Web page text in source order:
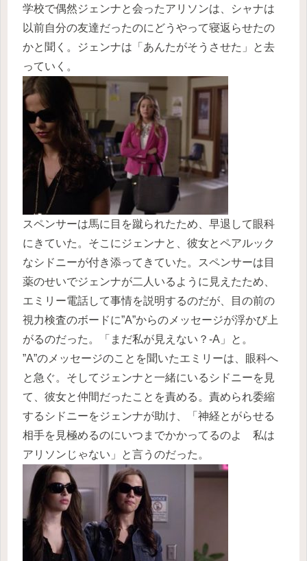
学校で偶然ジェンナと会ったアリソンは、シャナは
以前自分の友達だったのにどうやって寝返らせたの
かと聞く。ジェンナは「あんたがそうさせた」と去
っていく。
スペンサーは馬に目を蹴られたため、早退して眼科
にきていた。そこにジェンナと、彼女とペアルック
なシドニーが付き添ってきていた。スペンサーは目
薬のせいでジェンナが二人いるように見えたため、
エミリー電話して事情を説明するのだが、目の前の
視力検査のボードに”A”からのメッセージが浮かび上
がるのだった。「まだ私が見えない？-A」と。
”A”のメッセージのことを聞いたエミリーは、眼科へ
と急ぐ。そしてジェンナと一緒にいるシドニーを見
て、彼女と仲間だったことを責める。責められ委縮
するシドニーをジェンナが助け、「神経とがらせる
相手を見極めるのにいつまでかかってるのよ 私は
アリソンじゃない」と言うのだった。